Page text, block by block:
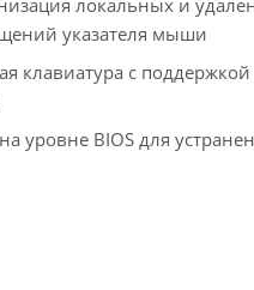
локальных и
указателя мыши
клавиатура с
уровне BIOS для